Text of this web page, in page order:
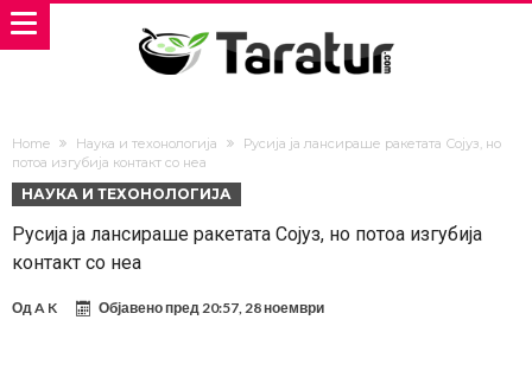
Home Наука и техонологија
Русија ја лансираше ракетата Сојуз, но
потоа изгубија контакт со неа
НАУКА И ТЕХОНОЛОГИЈА
Русија ја лансираше ракетата Сојуз, но потоа изгубија
контакт со неа
ОдA K Објавено пред20:57, 28 ноември